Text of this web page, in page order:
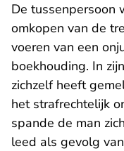
De tussenpersoon
omkopen van de
voeren van een
boekhouding. In
zichzelf heeft
het strafrechtelijk
spande de man
leed als gevolg